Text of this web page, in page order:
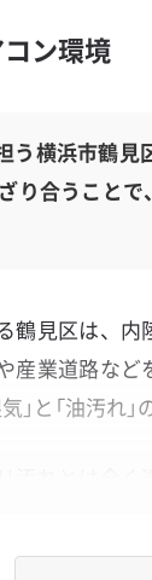
ン環境
う横浜市鶴見
り合うこと
鶴見区は、
産業道路な
」と「油汚れ